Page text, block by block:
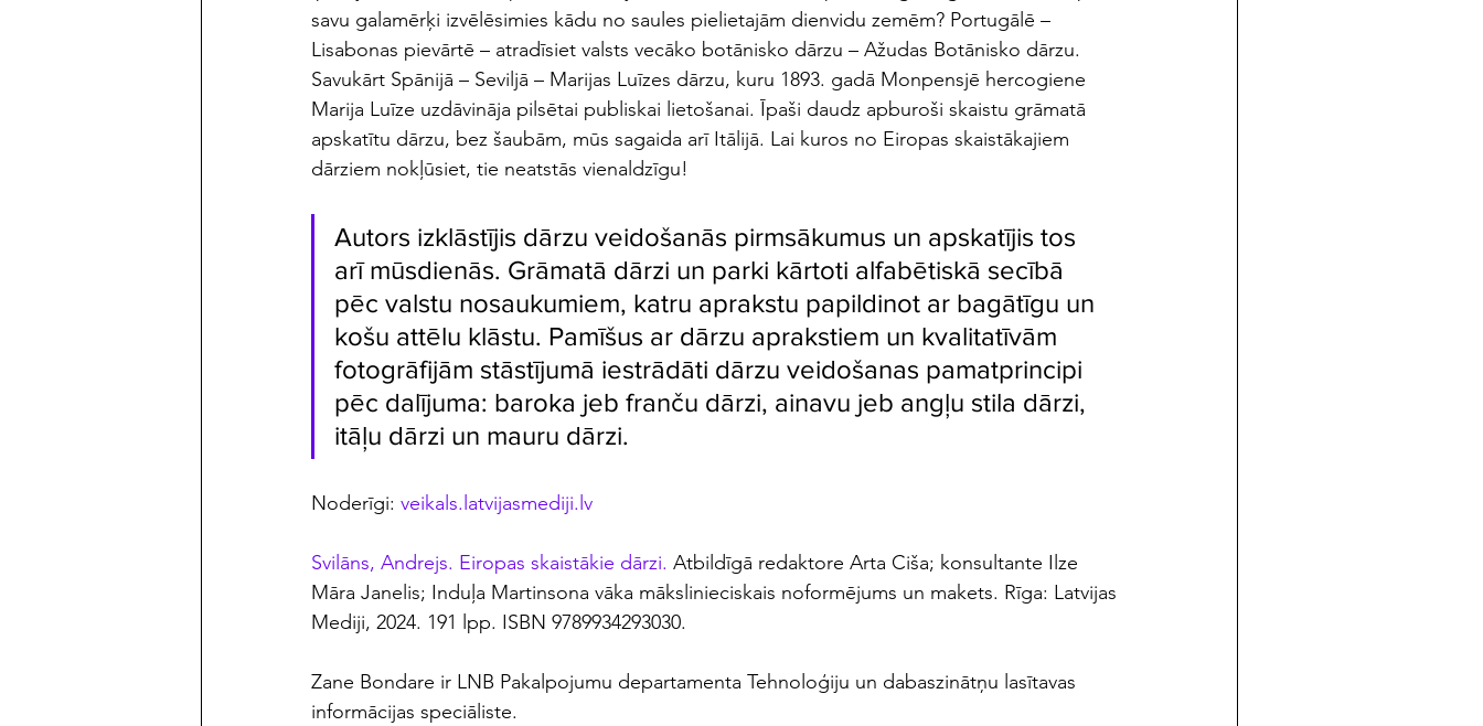
savu galamērķi izvēlēsimies kādu no saules pielietajām dienvidu zemēm? Portugālē –
Lisabonas pievārtē – atradīsiet valsts vecāko botānisko dārzu – Ažudas Botānisko dārzu.
Savukārt Spānijā – Seviljā – Marijas Luīzes dārzu, kuru 1893. gadā Monpensjē hercogiene
Marija Luīze uzdāvināja pilsētai publiskai lietošanai. Īpaši daudz apburoši skaistu grāmatā
apskatītu dārzu, bez šaubām, mūs sagaida arī Itālijā. Lai kuros no Eiropas skaistākajiem
dārziem nokļūsiet, tie neatstās vienaldzīgu!
Autors izklāstījis dārzu veidošanās pirmsākumus un apskatījis tos
arī mūsdienās. Grāmatā dārzi un parki kārtoti alfabētiskā secībā
pēc valstu nosaukumiem, katru aprakstu papildinot ar bagātīgu un
košu attēlu klāstu. Pamīšus ar dārzu aprakstiem un kvalitatīvām
fotogrāfijām stāstījumā iestrādāti dārzu veidošanas pamatprincipi
pēc dalījuma: baroka jeb franču dārzi, ainavu jeb angļu stila dārzi,
itāļu dārzi un mauru dārzi.
Noderīgi: veikals.latvijasmediji.lv
Svilāns, Andrejs. Eiropas skaistākie dārzi. Atbildīgā redaktore Arta Ciša; konsultante Ilze
Māra Janelis; Induļa Martinsona vāka mākslinieciskais noformējums un makets. Rīga: Latvijas
Mediji, 2024. 191 lpp. ISBN 9789934293030.
Zane Bondare ir LNB Pakalpojumu departamenta Tehnoloģiju un dabaszinātņu lasītavas
informācijas speciāliste.